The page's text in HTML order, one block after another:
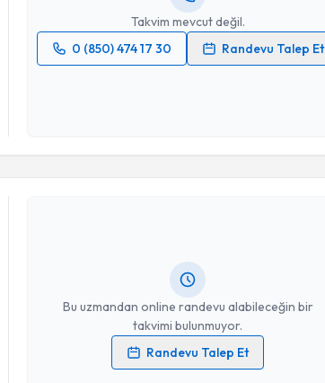
Takvim mevcut değil.
0 (850) 474 17 30
Randevu Talep Et
Bu uzmandan online randevu alabileceğin bir
takvimi bulunmuyor.
Randevu Talep Et
Randevu Takvimi Talebi
Kişisel verilerimin işlenmesine ilişkinAydınlatma Metni